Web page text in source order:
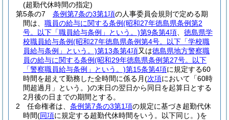
(超勤代休時間の指定)
第5条の7
条例第7条の3第1項の人事委員会規則で定める期
間は、 職員の給与に関する条例(昭和27年徳島県条例第2
号。以下「職員給与条例」という。)第9条第4項
徳島県学
校職員給与条例(昭和27年徳島県条例第4号。以下「学校職
員給与条例」という。)第13条第4項又は徳島県地方警察職
員の給与に関する条例(昭和29年徳島県条例第27号。以下
「警察職員給与条例」という。)第15条第4項に規定する60
時間を超えて勤務した全時間に係る月(次項において「60時
間超過月」という。)の末日の翌日から同日を起算日とする
2月後の日までの期間とする。
2
任命権者は、 条例第7条の3第1項の規定に基づき超勤代休
時間(同項に規定する超勤代休時間をいう。以下同じ。)を